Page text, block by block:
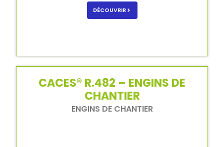
DÉCOUVRIR
CACES® R.482 – ENGINS DE
CHANTIER
ENGINS DE CHANTIER